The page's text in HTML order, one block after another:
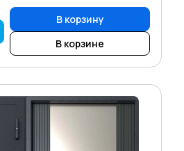
В корзину
В корзине